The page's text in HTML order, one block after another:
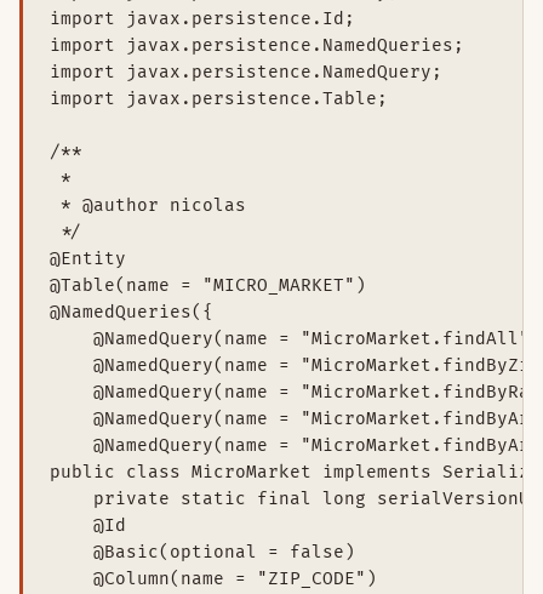
import javax.persistence.Id;
import javax.persistence.NamedQueries;
import javax.persistence.NamedQuery;
import javax.persistence.Table;
/**
*
* @author nicolas
*/
@Entity
@Table(name = "MICRO_MARKET")
@NamedQueries({
@NamedQuery(name =
@NamedQuery(name =
@NamedQuery(name =
@NamedQuery(name =
@NamedQuery(name =
public class MicroMarket implements
private static final long
    @Id
    @Basic(optional = false)
    @Column(name = "ZIP_CODE")